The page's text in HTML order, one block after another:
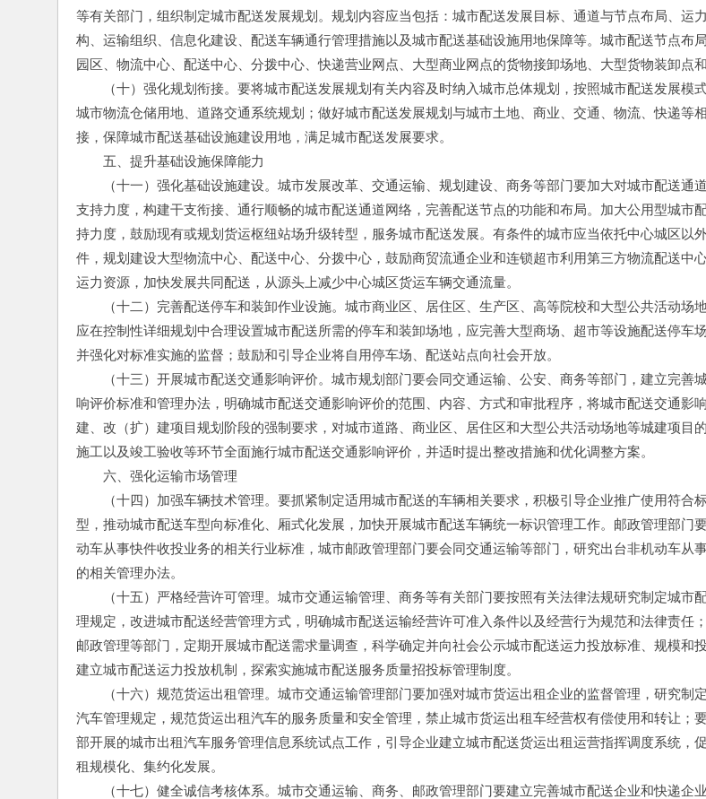
等有关部门，组织制定城市配送发展规划。规划内容应当包括：城市配送发展目标、通道与节点布局、运
构、运输组织、信息化建设、配送车辆通行管理措施以及城市配送基础设施用地保障等。城市配送节点布
园区、物流中心、配送中心、分拨中心、快递营业网点、大型商业网点的货物接卸场地、大型货物装卸点和
（十）强化规划衔接。要将城市配送发展规划有关内容及时纳入城市总体规划，按照城市配送发展模
城市物流仓储用地、道路交通系统规划；做好城市配送发展规划与城市土地、商业、交通、物流、快递等
接，保障城市配送基础设施建设用地，满足城市配送发展要求。
五、提升基础设施保障能力
（十一）强化基础设施建设。城市发展改革、交通运输、规划建设、商务等部门要加大对城市配送通
支持力度，构建干支衔接、通行顺畅的城市配送通道网络，完善配送节点的功能和布局。加大公用型城市
持力度，鼓励现有或规划货运枢纽站场升级转型，服务城市配送发展。有条件的城市应当依托中心城区以
件，规划建设大型物流中心、配送中心、分拨中心，鼓励商贸流通企业和连锁超市利用第三方物流配送中
运力资源，加快发展共同配送，从源头上减少中心城区货运车辆交通流量。
（十二）完善配送停车和装卸作业设施。城市商业区、居住区、生产区、高等院校和大型公共活动场地
应在控制性详细规划中合理设置城市配送所需的停车和装卸场地，应完善大型商场、超市等设施配送停车
并强化对标准实施的监督；鼓励和引导企业将自用停车场、配送站点向社会开放。
（十三）开展城市配送交通影响评价。城市规划部门要会同交通运输、公安、商务等部门，建立完善
响评价标准和管理办法，明确城市配送交通影响评价的范围、内容、方式和审批程序，将城市配送交通影
建、改（扩）建项目规划阶段的强制要求，对城市道路、商业区、居住区和大型公共活动场地等城建项目的
施工以及竣工验收等环节全面施行城市配送交通影响评价，并适时提出整改措施和优化调整方案。
六、强化运输市场管理
（十四）加强车辆技术管理。要抓紧制定适用城市配送的车辆相关要求，积极引导企业推广使用符合
型，推动城市配送车型向标准化、厢式化发展，加快开展城市配送车辆统一标识管理工作。邮政管理部门
动车从事快件收投业务的相关行业标准，城市邮政管理部门要会同交通运输等部门，研究出台非机动车从
的相关管理办法。
（十五）严格经营许可管理。城市交通运输管理、商务等有关部门要按照有关法律法规研究制定城市
理规定，改进城市配送经营管理方式，明确城市配送运输经营许可准入条件以及经营行为规范和法律责任；
邮政管理等部门，定期开展城市配送需求量调查，科学确定并向社会公示城市配送运力投放标准、规模和
建立城市配送运力投放机制，探索实施城市配送服务质量招投标管理制度。
（十六）规范货运出租管理。城市交通运输管理部门要加强对城市货运出租企业的监督管理，研究制
汽车管理规定，规范货运出租汽车的服务质量和安全管理，禁止城市货运出租车经营权有偿使用和转让；
部开展的城市出租汽车服务管理信息系统试点工作，引导企业建立城市配送货运出租运营指挥调度系统，
租规模化、集约化发展。
（十七）健全诚信考核体系。城市交通运输、商务、邮政管理部门要建立完善城市配送企业和快递企